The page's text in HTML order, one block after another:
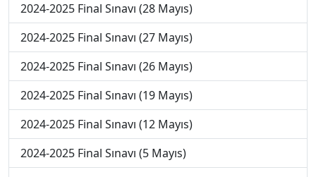
2024-2025 Final Sınavı (28 Mayıs)
2024-2025 Final Sınavı (27 Mayıs)
2024-2025 Final Sınavı (26 Mayıs)
2024-2025 Final Sınavı (19 Mayıs)
2024-2025 Final Sınavı (12 Mayıs)
2024-2025 Final Sınavı (5 Mayıs)